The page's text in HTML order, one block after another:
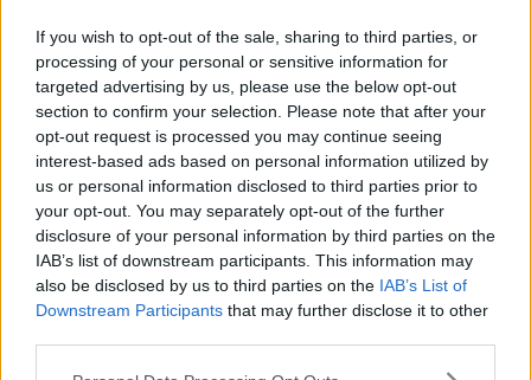
If you wish to opt-out of the sale, sharing to third parties, or
processing of your personal or sensitive information for
targeted advertising by us, please use the below opt-out
section to confirm your selection. Please note that after your
opt-out request is processed you may continue seeing
interest-based ads based on personal information utilized by
us or personal information disclosed to third parties prior to
your opt-out. You may separately opt-out of the further
disclosure of your personal information by third parties on the
IAB’s list of downstream participants. This information may
also be disclosed by us to third parties on the IAB’s List of
Downstream Participants that may further disclose it to other
di Ferragosto potresti fare un bell’incontro, conviene ad uscire con
amici, potrai trovare una persona da conoscere meglio, con la
quale stabilire qualcosa di piú di un’amicizia. Comunque, tutta la
seconda parte di agosto avrai i pianeti al tuo favore, dal punto di
vista sentimentale, avrai chance che una conoscenza reale e non
virtuale vada a buon fine.
SCORPIONE
Il mese di giugno inizia con la voglia di rinnovamento delle tue
condizioni lavorative, hai piú possibilitá di evolverti, anche se la
realizzazione di quello che vorresti, richiede tempo. A luglio potrai
avere di piú, un contratto nuovo, un nuovo impiego o l’attivitá che
svolgi, potrai espandere. Ci vorrá un’attenzione particolare il 22
luglio e di piú ancora negli ultimi 3 giorni di luglio, quando potrebbe